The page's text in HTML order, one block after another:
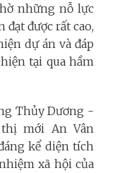
những nỗ lực
đạt được rất cao,
dự án và đáp
tại qua hầm
Thủy Dương -
mới An Vân
kể diện tích
xã hội của